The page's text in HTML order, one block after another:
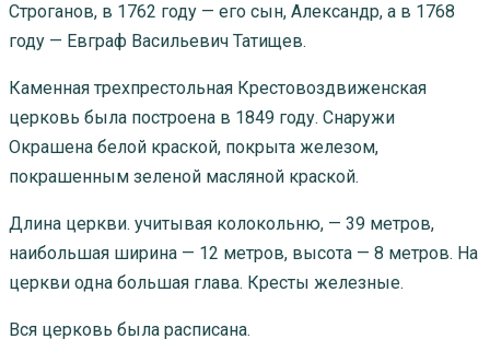
Строганов, в 1762 году — его сын, Александр, а в 1768
году — Евграф Васильевич Татищев.
Каменная трехпрестольная Крестовоздвиженская
церковь была построена в 1849 году. Снаружи
Окрашена белой краской, покрыта железом,
покрашенным зеленой масляной краской.
Длина церкви. учитывая колокольню, — 39 метров,
наибольшая ширина — 12 метров, высота — 8 метров. На
церкви одна большая глава. Кресты железные.
Вся церковь была расписана.